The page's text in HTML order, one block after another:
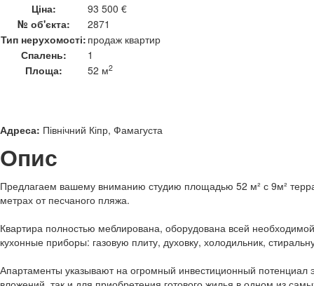
Ціна:
93 500 €
№ об'єкта:
2871
Тип нерухомості: продаж квартир
Спалень:
1
Площа:
52 м2
Адреса: Північний Кіпр, Фамагуста
Опис
Предлагаем вашему вниманию студию площадью 52 м² с 9м²
метрах от песчаного пляжа.
Квартира полностью меблирована, оборудована всей
кухонные приборы: газовую плиту, духовку, холодильник,
Апартаменты указывают на огромный инвестиционный потенциал